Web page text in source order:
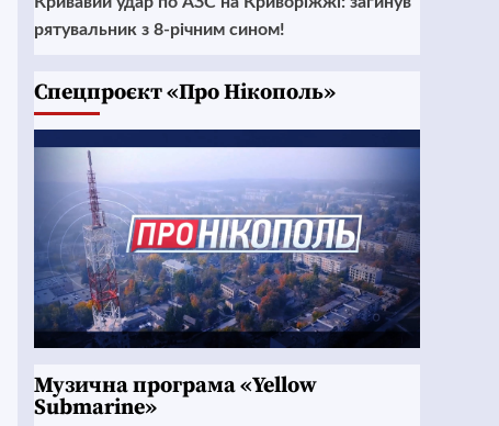
рятувальник з 8-річним сином!
Cпецпроєкт «Про Нікополь»
Музична програма «Yellow
Submarine»